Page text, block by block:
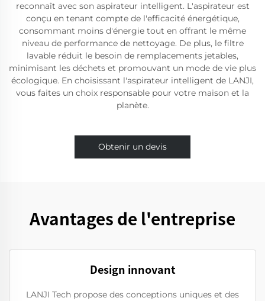
reconnaît avec son aspirateur intelligent. L'aspirateur est
conçu en tenant compte de l'efficacité énergétique,
consommant moins d'énergie tout en offrant le même
niveau de performance de nettoyage. De plus, le filtre
lavable réduit le besoin de remplacements jetables,
minimisant les déchets et promouvant un mode de vie plus
écologique. En choisissant l'aspirateur intelligent de LANJI,
vous faites un choix responsable pour votre maison et la
planète.
Obtenir un devis
Avantages de l'entreprise
Design innovant
LANJI Tech propose des conceptions uniques et des